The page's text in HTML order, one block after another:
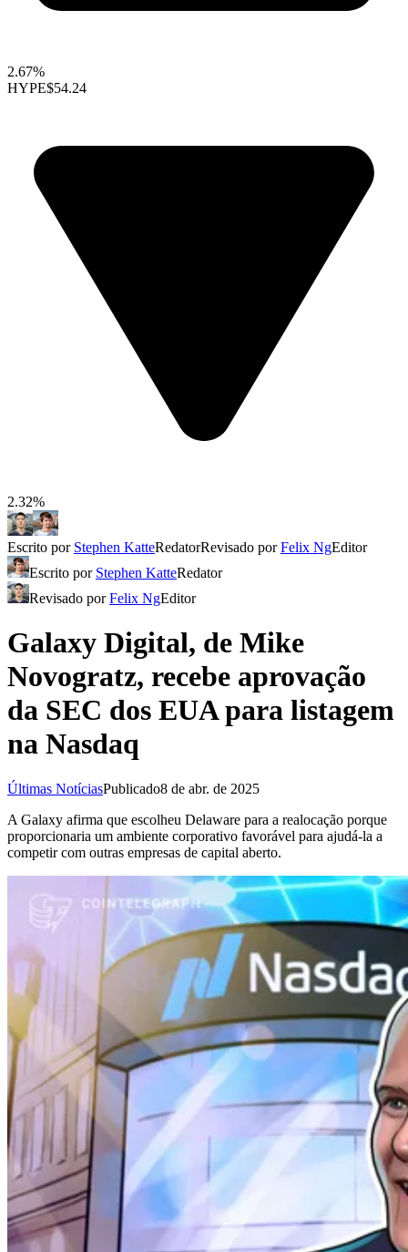
2.67%
HYPE$54.24
2.32%
Escrito por Stephen KatteRedatorRevisado porFelix NgEditor
Escrito por Stephen KatteRedator
Revisado porFelix NgEditor
Galaxy Digital, de Mike
Novogratz, recebe aprovação
da SEC dos EUA para listagem
na Nasdaq
Últimas NotíciasPublicado8 de abr. de 2025
A Galaxy afirma que escolheu Delaware para a realocação porque
proporcionaria um ambiente corporativo favorável para ajudá-la a
competir com outras empresas de capital aberto.